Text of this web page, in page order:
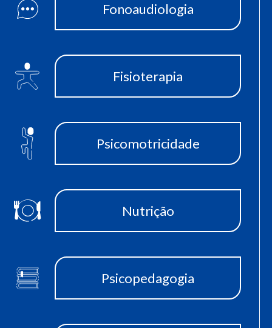
Fonoaudiologia
Fisioterapia
Psicomotricidade
Nutrição
Psicopedagogia